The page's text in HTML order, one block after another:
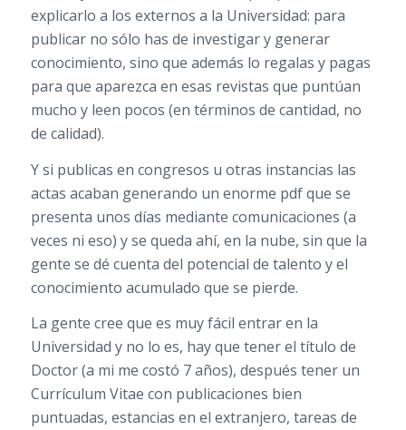
explicarlo a los externos a la Universidad: para
publicar no sólo has de investigar y generar
conocimiento, sino que además lo regalas y pagas
para que aparezca en esas revistas que puntúan
mucho y leen pocos (en términos de cantidad, no
de calidad).
Y si publicas en congresos u otras instancias las
actas acaban generando un enorme pdf que se
presenta unos días mediante comunicaciones (a
veces ni eso) y se queda ahí, en la nube, sin que la
gente se dé cuenta del potencial de talento y el
conocimiento acumulado que se pierde.
La gente cree que es muy fácil entrar en la
Universidad y no lo es, hay que tener el título de
Doctor (a mi me costó 7 años), después tener un
Currículum Vitae con publicaciones bien
puntuadas, estancias en el extranjero, tareas de